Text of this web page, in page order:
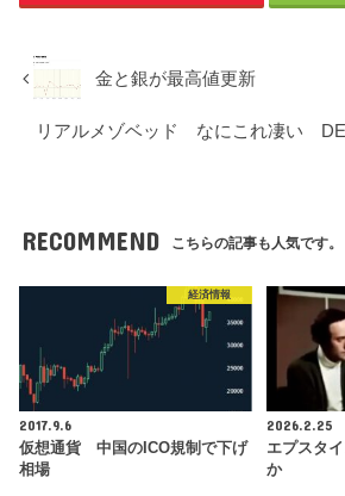
金と銀が最高値更新
リアルメゾベッド なにこれ凄い
RECOMMEND こちらの記事も人気です。
経済情報
2017.9.6
仮想通貨 中国のICO規制で下げ
相場
2026.2.25
エプスタ
か